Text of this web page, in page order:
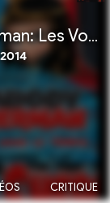
M. Peabody et Sherman: Les Voyages dans le Temps
CRITIQUE